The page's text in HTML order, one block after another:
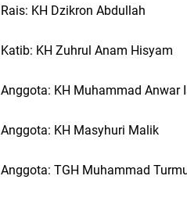
Rais: KH Dzikron Abdullah
Katib: KH Zuhrul Anam Hisyam
Anggota: KH Muhammad Anwar
Anggota: KH Masyhuri Malik
Anggota: TGH Muhammad